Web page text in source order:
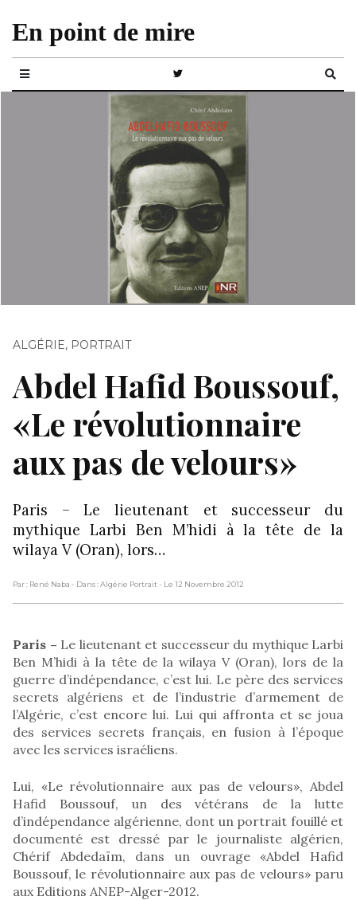
En point de mire
ALGÉRIE, PORTRAIT
Abdel Hafid Boussouf,
«Le révolutionnaire
aux pas de velours»
Paris – Le lieutenant et successeur du
mythique Larbi Ben M’hidi à la tête de la
wilaya V (Oran), lors…
Par : René Naba - Dans : Algérie Portrait- Le 12 Novembre 2012
Paris – Le lieutenant et successeur du mythique Larbi
Ben M’hidi à la tête de la wilaya V (Oran), lors de la
guerre d’indépendance, c’est lui. Le père des services
secrets algériens et de l’industrie d’armement de
l’Algérie, c’est encore lui. Lui qui affronta et se joua
des services secrets français, en fusion à l’époque
avec les services israéliens.
Lui, «Le révolutionnaire aux pas de velours», Abdel
Hafid Boussouf, un des vétérans de la lutte
d’indépendance algérienne, dont un portrait fouillé et
documenté est dressé par le journaliste algérien,
Chérif Abdedaïm, dans un ouvrage «Abdel Hafid
Boussouf, le révolutionnaire aux pas de velours» paru
aux Editions ANEP-Alger-2012.